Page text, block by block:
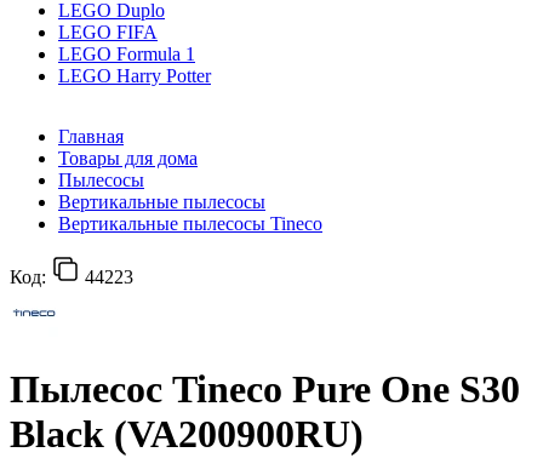
LEGO Duplo
LEGO FIFA
LEGO Formula 1
LEGO Harry Potter
Главная
Товары для дома
Пылесосы
Вертикальные пылесосы
Вертикальные пылесосы Tineco
Код: 44223
Пылесос Tineco Pure One S30
Black (VA200900RU)